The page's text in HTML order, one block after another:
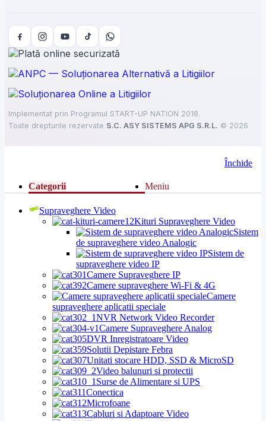
Implementat prin Programul START-UP NATION 2018.
Toate drepturile rezervate S.C. ASY SISTEMS APG S.R.L. © 2026
Închide
Meniu
Categorii
Supraveghere Video
Kituri Supraveghere Video
Sistem
de supraveghere video Analogic
Sistem de
supraveghere video IP
Camere Supraveghere IP
Camere supraveghere Wi-Fi & 4G
Camere
supraveghere aplicatii speciale
NVR Network Video Recorder
Camere Supraveghere Analog
DVR Inregistratoare Video
Solutii Depistare Febra
Unitati stocare HDD, SSD & MicroSD
Video balunuri si protectii
Surse de Alimentare si UPS
Conectica
Microfoane
Cabluri si Adaptoare Video